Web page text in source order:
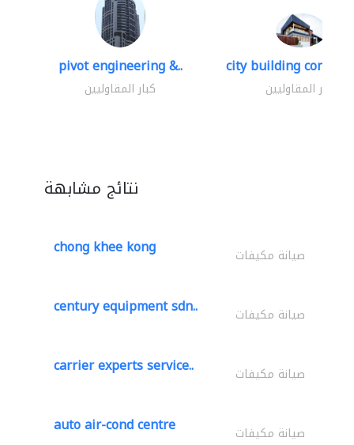
pivot engineering &..
كبار المقاوليين
city building
كبار المقاوليين
نتائج مشابهة
chong khee kong صيانة مكيفات
century equipment sdn.. صيانة مكيفات
carrier experts service.. صيانة مكيفات
auto air-cond centre صيانة مكيفات